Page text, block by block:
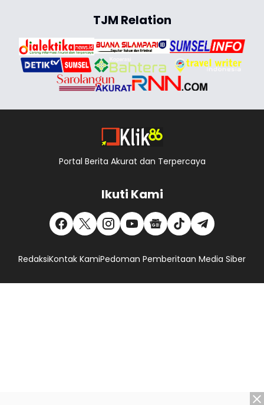
TJM Relation
Portal Berita Akurat dan Terpercaya
Ikuti Kami
RedaksiKontak KamiPedoman Pemberitaan Media Siber